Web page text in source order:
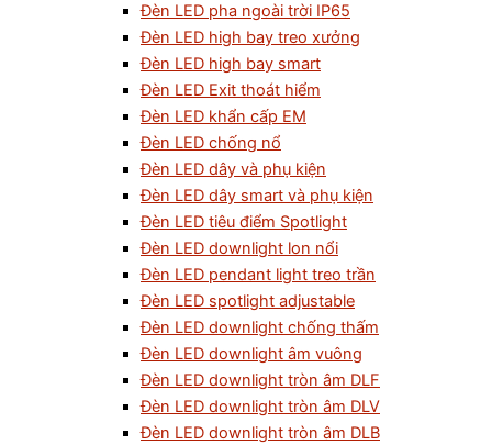
Đèn LED pha ngoài trời IP65
Đèn LED high bay treo xưởng
Đèn LED high bay smart
Đèn LED Exit thoát hiểm
Đèn LED khẩn cấp EM
Đèn LED chống nổ
Đèn LED dây và phụ kiện
Đèn LED dây smart và phụ kiện
Đèn LED tiêu điểm Spotlight
Đèn LED downlight lon nổi
Đèn LED pendant light treo trần
Đèn LED spotlight adjustable
Đèn LED downlight chống thấm
Đèn LED downlight âm vuông
Đèn LED downlight tròn âm DLF
Đèn LED downlight tròn âm DLV
Đèn LED downlight tròn âm DLB